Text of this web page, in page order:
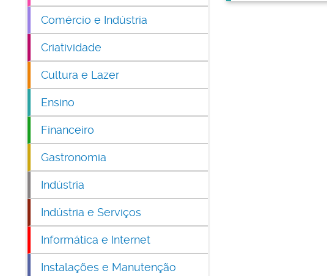
Comércio e Indústria
Criatividade
Cultura e Lazer
Ensino
Financeiro
Gastronomia
Indústria
Indústria e Serviços
Informática e Internet
Instalações e Manutenção